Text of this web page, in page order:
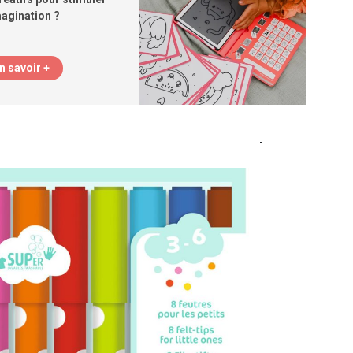
?
savoir +
-